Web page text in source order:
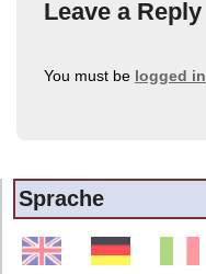
Leave a Reply
You must be logged in
Sprache